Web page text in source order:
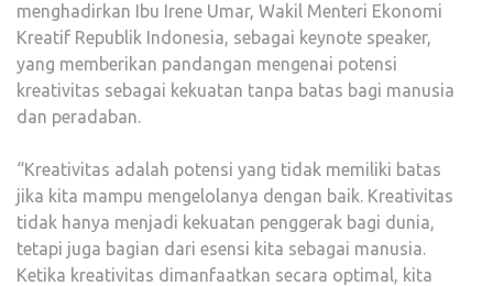
menghadirkan Ibu Irene Umar, Wakil Menteri Ekonomi
Kreatif Republik Indonesia, sebagai keynote speaker,
yang memberikan pandangan mengenai potensi
kreativitas sebagai kekuatan tanpa batas bagi manusia
dan peradaban.
“Kreativitas adalah potensi yang tidak memiliki batas
jika kita mampu mengelolanya dengan baik. Kreativitas
tidak hanya menjadi kekuatan penggerak bagi dunia,
tetapi juga bagian dari esensi kita sebagai manusia.
Ketika kreativitas dimanfaatkan secara optimal, kita